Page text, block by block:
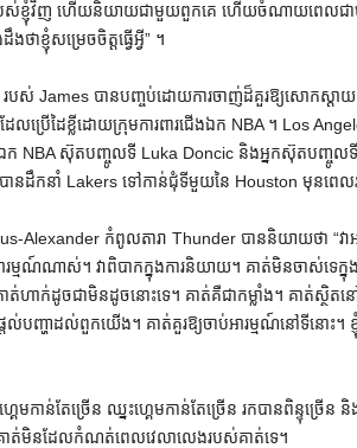
បស់ខ្ញុំវិញ ហើយនិយាយជាមួយពួកគេ ហើយចំណាយពេលជ
ាខ្ញុំសម្រេចចិត្តធ្វើអ្វី” ។
របស់ James បានបញ្ចប់ដោយការចាញ់ដ៏គួរឱ្យសោកស្ដ
លប្រើដៃខ្លីដោយក្រុមការពារជើងឯក NBA ។ Los
ឯក NBA ស៊ុតបញ្ចូលទី Luka Doncic និងអ្នកស៊ុតបញ្ចូល
បានដឹកនាំ Lakers ទៅកាន់ជុំទីមួយនៃ Houston មុនពេ
Alexander កំពូលតារា Thunder បាននិយាយថា “វាអ
ម្មណ៍ណាស់។ វាពិបាកក្នុងការនិយាយ។ គាត់មិនចាស់ទេក្នុ
ាក់ដូចជាមិនដូចនោះទេ។ គាត់គឺជាកម្លាំង។ គាត់ស្ថិតន
ល់បញ្ហាដល់ពួកយើង។ គាត់គួរឱ្យចាប់អារម្មណ៍នៅទីនោះ។
មកាន់តែច្រើន ឈ្នះហ្គេមកាន់តែច្រើន រកបានពិន្ទុច្រើន
ាត់មិនដែលកំណត់ពេលវេលាលេងរបស់គាត់ទេ។